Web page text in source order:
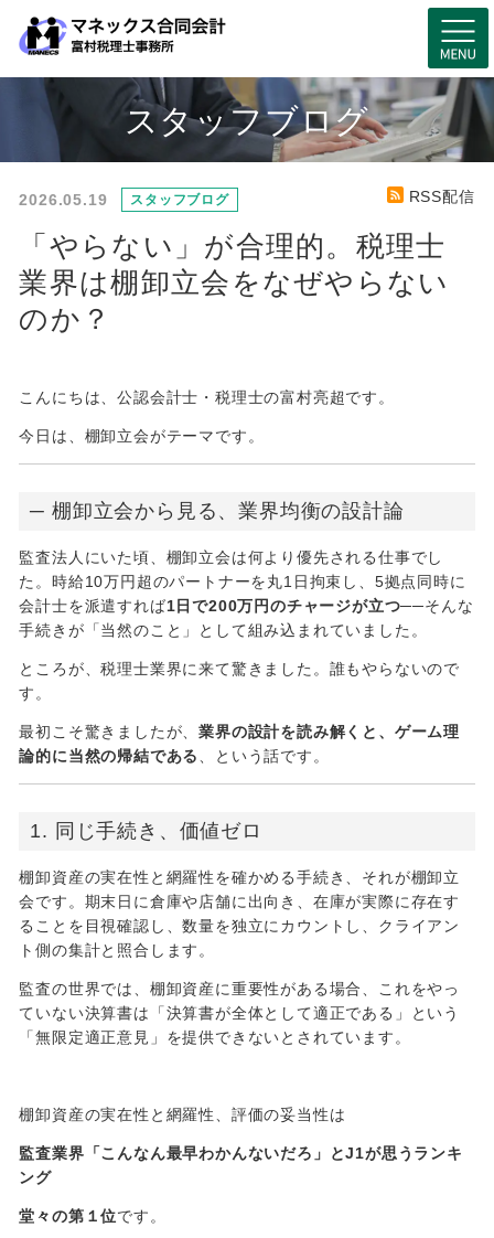
スタッフブログ
2026.05.19 RSS配信
スタッフブログ
「やらない」が合理的。税理士
業界は棚卸立会をなぜやらない
のか？
こんにちは、公認会計士・税理士の富村亮超です。
今日は、棚卸立会がテーマです。
─ 棚卸立会から見る、業界均衡の設計論
監査法人にいた頃、棚卸立会は何より優先される仕事でし
た。時給10万円超のパートナーを丸1日拘束し、5拠点同時に
会計士を派遣すれば1日で200万円のチャージが立つ──そんな
手続きが「当然のこと」として組み込まれていました。
ところが、税理士業界に来て驚きました。誰もやらないので
す。
最初こそ驚きましたが、業界の設計を読み解くと、ゲーム理
論的に当然の帰結である
、という話です。
1. 同じ手続き、価値ゼロ
棚卸資産の実在性と網羅性を確かめる手続き、それが棚卸立
会です。期末日に倉庫や店舗に出向き、在庫が実際に存在す
ることを目視確認し、数量を独立にカウントし、クライアン
ト側の集計と照合します。
監査の世界では、棚卸資産に重要性がある場合、これをやっ
ていない決算書は「決算書が全体として適正である」という
「無限定適正意見」を提供できないとされています。
棚卸資産の実在性と網羅性、評価の妥当性は
監査業界「こんなん最早わかんないだろ」とJ1が思うランキ
ング
堂々の第１位です。